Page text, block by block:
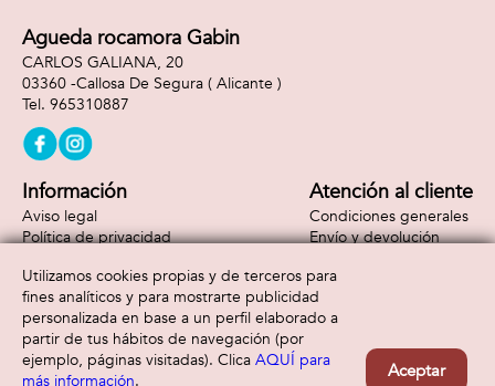
Agueda rocamora Gabin
CARLOS GALIANA, 20
03360 -Callosa De Segura ( Alicante )
965310887
Información
Aviso legal
Política de privacidad
Atención al cliente
Condiciones generales
Envío y devolución
Formas de pago
Utilizamos cookies propias y de terceros para
fines analíticos y para mostrarte publicidad
personalizada en base a un perfil elaborado a
partir de tus hábitos de navegación (por
ejemplo, páginas visitadas). Clica AQUÍ para
más información. Aceptar